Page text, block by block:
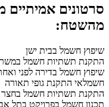
סרטונים
מהשטח:
שיפוץ חשמל בבית ישן
התקנת תשתיות חשמל
שיפוץ חשמל בדירה לפני
חשמלאי התקנת גופי תאורה
התקנת תשתיות חשמל בחצר
תכנון חשמל בפרויקט בתל